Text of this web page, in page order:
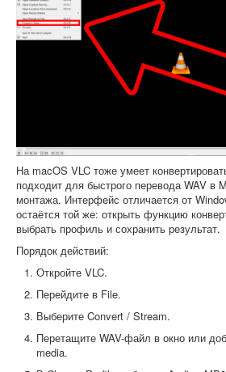
На macOS VLC тоже умеет
подходит для быстрого перевода WAV в
монтажа. Интерфейс отличается от
остаётся той же: открыть функцию
выбрать профиль и сохранить результат.
Порядок действий:
Откройте VLC.
Перейдите в File.
Выберите Convert / Stream.
Перетащите WAV-файл в окно или
media.